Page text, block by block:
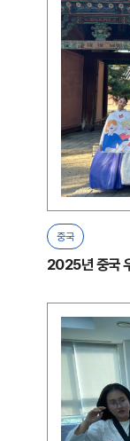
중국
2025년 중국